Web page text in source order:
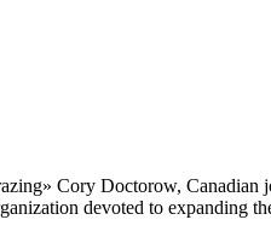
Cory Doctorow,
devoted to expanding